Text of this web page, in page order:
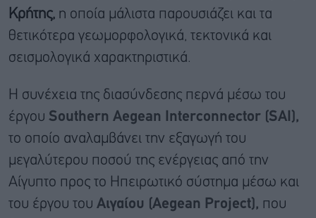
Κρήτης, η οποία μάλιστα παρουσιάζει και τα
θετικότερα γεωμορφολογικά, τεκτονικά και
σεισμολογικά χαρακτηριστικά.
Η συνέχεια της διασύνδεσης περνά μέσω του
έργου Southern Aegean Interconnector (SAI),
το οποίο αναλαμβάνει την εξαγωγή του
μεγαλύτερου ποσού της ενέργειας από την
Αίγυπτο προς το Ηπειρωτικό σύστημα μέσω και
του έργου του Αιγαίου (Aegean Project), που